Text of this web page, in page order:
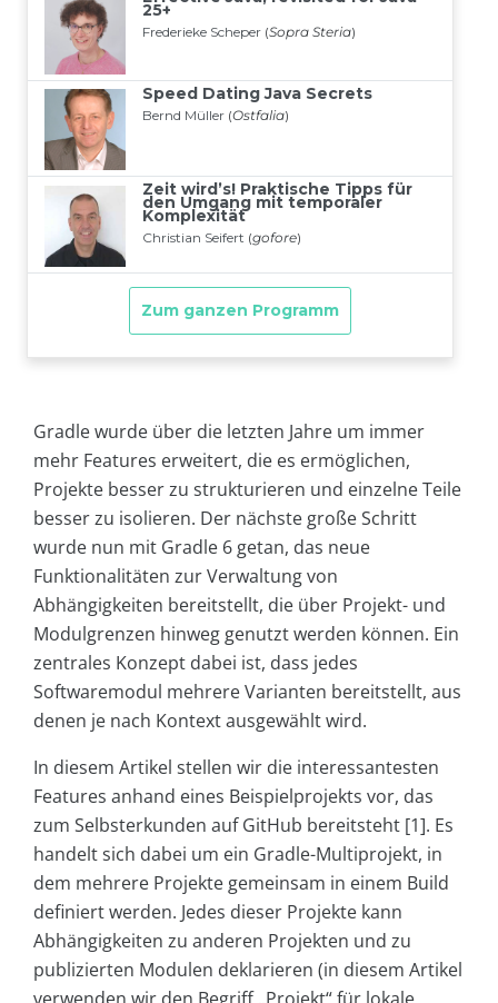
Gradle wurde über die letzten Jahre um immer
mehr Features erweitert, die es ermöglichen,
Projekte besser zu strukturieren und einzelne Teile
besser zu isolieren. Der nächste große Schritt
wurde nun mit Gradle 6 getan, das neue
Funktionalitäten zur Verwaltung von
Abhängigkeiten bereitstellt, die über Projekt- und
Modulgrenzen hinweg genutzt werden können. Ein
zentrales Konzept dabei ist, dass jedes
Softwaremodul mehrere Varianten bereitstellt, aus
denen je nach Kontext ausgewählt wird.
In diesem Artikel stellen wir die interessantesten
Features anhand eines Beispielprojekts vor, das
zum Selbsterkunden auf GitHub bereitsteht [1]. Es
handelt sich dabei um ein Gradle-Multiprojekt, in
dem mehrere Projekte gemeinsam in einem Build
definiert werden. Jedes dieser Projekte kann
Abhängigkeiten zu anderen Projekten und zu
publizierten Modulen deklarieren (in diesem Artikel